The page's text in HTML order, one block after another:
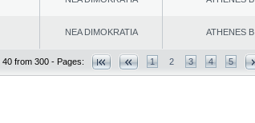
NEA DΙMOKRATIA ATHENES Β
from 300 - Pages: 1 2 3 4 5